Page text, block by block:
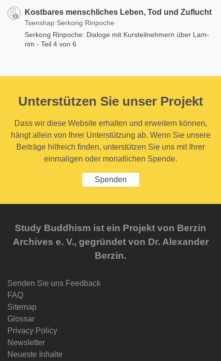
Kostbares menschliches Leben, Tod und Zuflucht
Tsenshap Serkong Rinpoche
Serkong Rinpoche: Dialoge mit Kursteilnehmern über Lam-
rim - Teil 4 von 6
Unterstützen Sie unser Projekt
Dass wir diese Website erhalten und erweitern können,
hängt allein von Ihrer Unterstützung ab. Wenn Sie unsere
Beiträge hilfreich finden, unterstützen Sie uns mit Ihrer
einmaligen oder monatlichen Spende.
Spenden
Study Buddhism ist ein Projekt von Berzin
Archives e. V., gegründet von Dr. Alexander
Berzin.
Senden Sie uns Feedback
FAQ
Sitemap
Glossar
Privacy Policy
Newsletter
Neueste Inhalte